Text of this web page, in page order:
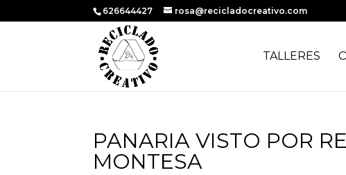
626644427 rosa@recicladocreativo.com
TALLERES
PANARIA VISTO POR
MONTESA